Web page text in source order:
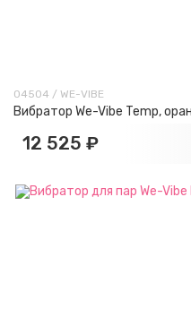
04504 / WE-VIBE
Вибратор We-Vibe Temp,
12 525 ₽